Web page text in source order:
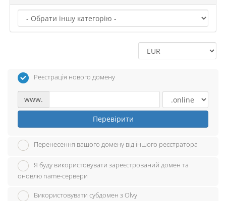
Реєстрація нового домену
www.
Перевірити
Перенесення вашого домену від іншого реєстратора
Я буду використовувати зареєстрований домен та
оновлю name-сервери
Використовувати субдомен з Olvy